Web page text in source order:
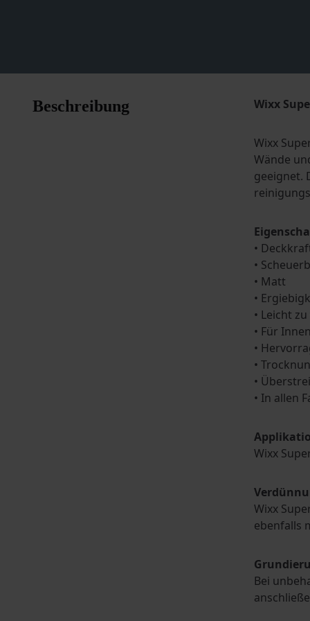
Beschreibung Wixx
Wixx
Wände
geeignet.
•
•
• Matt
•
• Leicht
• Für
•
•
•
• In allen
Wixx
Wixx
ebenfalls
Bei